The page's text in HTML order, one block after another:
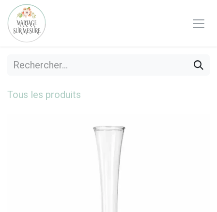
Se rendre au contenu
Tous les produits